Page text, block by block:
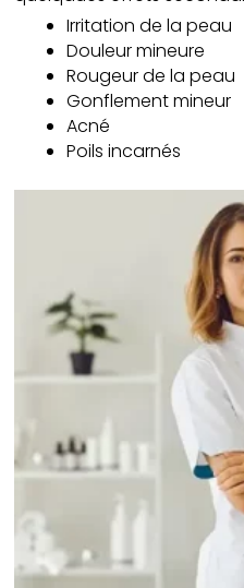
Irritation de la peau
Douleur mineure
Rougeur de la peau
Gonflement mineur
Acné
Poils incarnés